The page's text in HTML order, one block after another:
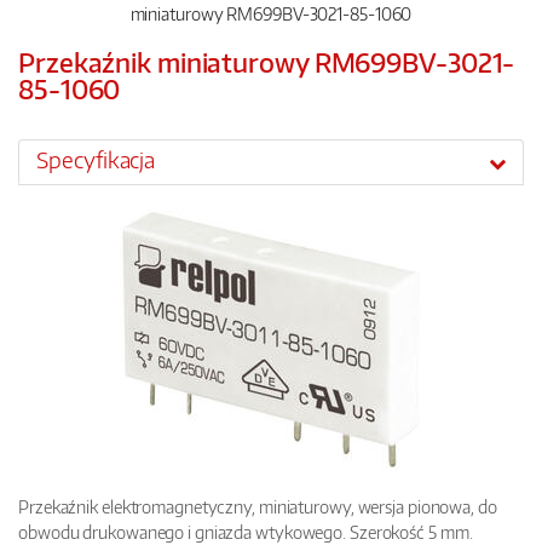
miniaturowy RM699BV-3021-85-1060
Przekaźnik miniaturowy RM699BV-3021-
85-1060
Specyfikacja
Przekaźnik elektromagnetyczny, miniaturowy, wersja pionowa, do
obwodu drukowanego i gniazda wtykowego. Szerokość 5 mm.